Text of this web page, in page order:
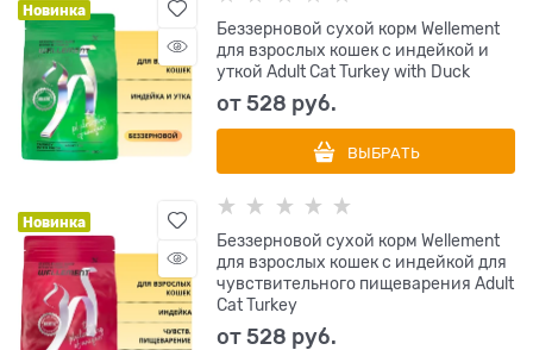
Новинка
Беззерновой сухой корм Wellement
для взрослых кошек с индейкой и
уткой Adult Cat Turkey with Duck
от528 руб.
ВЫБРАТЬ
Новинка
Беззерновой сухой корм Wellement
для взрослых кошек с индейкой для
чувствительного пищеварения Adult
Cat Turkey
от528 руб.